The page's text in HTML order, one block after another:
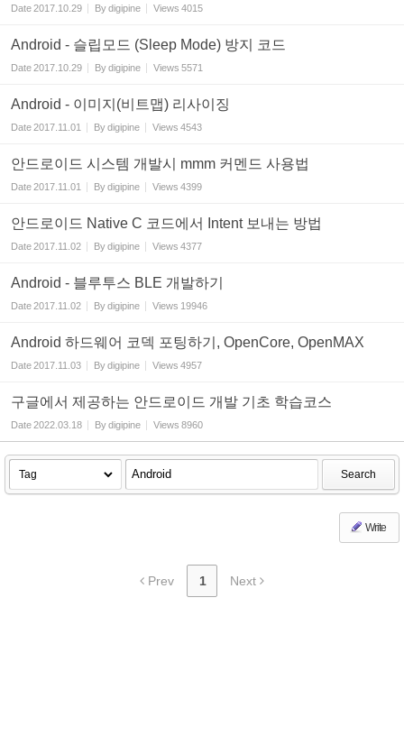
Date2017.10.29 Bydigipine Views 4015
Android - 슬립모드 (Sleep Mode) 방지 코드
Date2017.10.29 Bydigipine Views 5571
Android - 이미지(비트맵) 리사이징
Date2017.11.01 Bydigipine Views 4543
안드로이드 시스템 개발시 mmm 커멘드 사용법
Date2017.11.01 Bydigipine Views 4399
안드로이드 Native C 코드에서 Intent 보내는 방법
Date2017.11.02 Bydigipine Views 4377
Android - 블루투스 BLE 개발하기
Date2017.11.02 Bydigipine Views 19946
Android 하드웨어 코덱 포팅하기, OpenCore, OpenMAX
Date2017.11.03 Bydigipine Views 4957
구글에서 제공하는 안드로이드 개발 기초 학습코스
Date2022.03.18 Bydigipine Views 8960
Search
Write
Prev 1 Next